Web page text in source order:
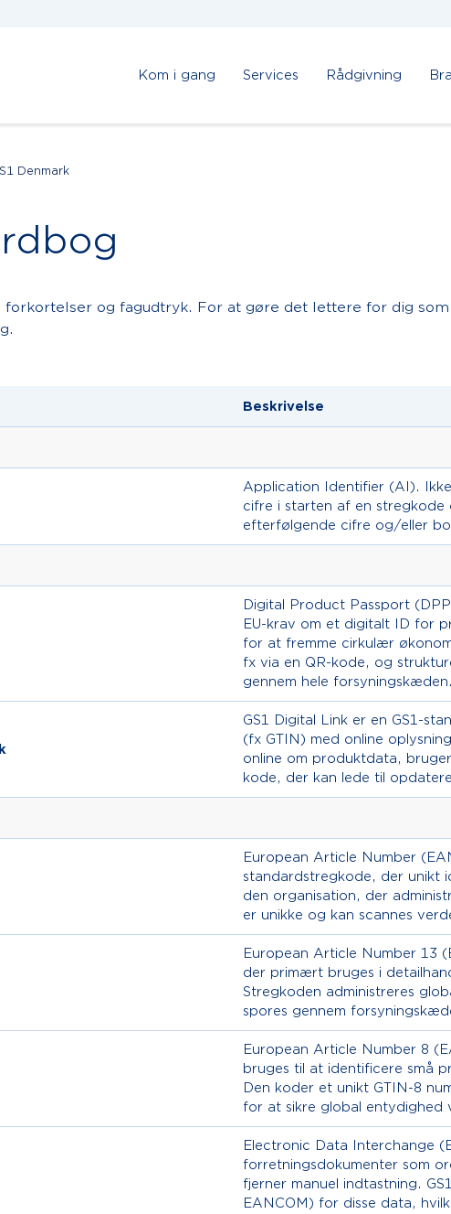
Kom i gang Services Rådgivning
Denmark
forkortelser og fagudtryk. For at gøre det lettere for dig
Beskrivelse
Application Identifier (AI).
cifre i starten af en
efterfølgende cifre og/eller
Digital Product Passport
EU-krav om et digitalt ID for
for at fremme cirkulær
fx via en QR-kode, og
gennem hele forsyningskæden.
GS1 Digital Link er en GS1-
(fx GTIN) med online
online om produktdata,
kode, der kan lede til
European Article Number
standardstregkode, der unikt
den organisation, der
er unikke og kan scannes
European Article Number 13
der primært bruges i
Stregkoden administreres
spores gennem
European Article Number 8
bruges til at identificere små
Den koder et unikt GTIN-8
for at sikre global entydighed
Electronic Data Interchange
forretningsdokumenter som
fjerner manuel indtastning.
EANCOM) for disse data,